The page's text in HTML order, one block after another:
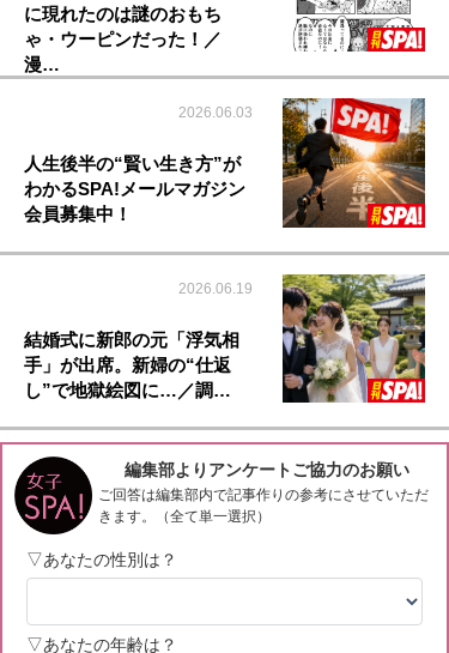
に現れたのは謎のおもち
ゃ・ウーピンだった！／
漫…
2026.06.03
人生後半の“賢い生き方”が
わかるSPA!メールマガジン
会員募集中！
2026.06.19
結婚式に新郎の元「浮気相
手」が出席。新婦の“仕返
し”で地獄絵図に…／調…